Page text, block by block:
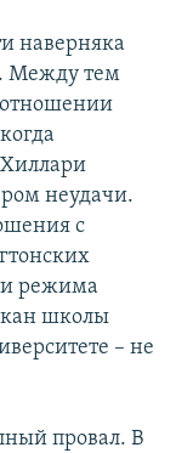
наверняка
Между тем
неудачи.
с
режима
школы
– не
провал. В